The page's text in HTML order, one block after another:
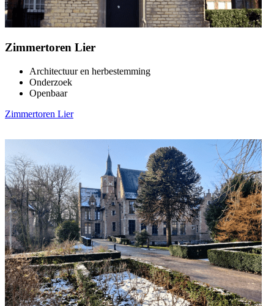
Zimmertoren Lier
Architectuur en herbestemming
Onderzoek
Openbaar
Zimmertoren Lier